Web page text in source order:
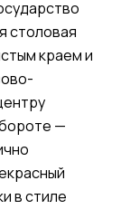
столовая
краем и
—
в стиле